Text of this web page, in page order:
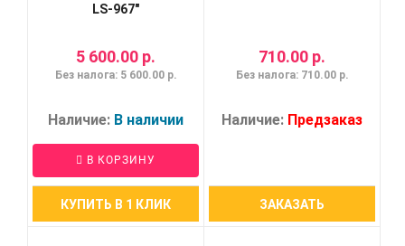
LS-967"
5 600.00 р.
Без налога: 5 600.00 р.
Наличие: В наличии
В КОРЗИНУ
КУПИТЬ В 1 КЛИК
710.00 р.
Без налога: 710.00 р.
Наличие: Предзаказ
ЗАКАЗАТЬ